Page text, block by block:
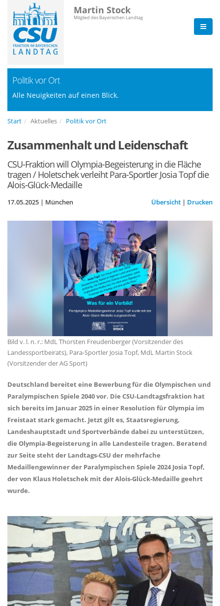
Martin Stock
Mitglied des Bayerischen Landtag
Politik vor Ort
Alle Neuigkeiten auf einen Blick.
Start Aktuelles Politik vor Ort
Zusammenhalt und Leidenschaft
CSU-Fraktion will Olympia-Begeisterung in die Fläche
tragen / Holetschek verleiht Para-Sportler Josia Topf die
Alois-Glück-Medaille
17.05.2025 | München Übersicht | Drucken
Bild v. l. n. r.: MdL Thorsten Freudenberger (Vorsitzender des
Landessportbeirats), Para-Sportler Josia Topf, MdL Martin Stock
(Vorsitzender der AG Sport)
Deutschland bereitet eine Bewerbung für die Olympischen und
Paralympischen Spiele 2040 vor. Die CSU-Landtagsfraktion hat
sich bereits im Januar 2025 in einer Resolution für Olympia im
Freistaat stark gemacht. Jetzt gilt es, Staatsregierung,
Landeshauptstadt und Sportverbände dabei zu unterstützen,
die Olympia-Begeisterung in alle Landesteile tragen. Beratend
zur Seite steht der Landtags-CSU der mehrfache
Medaillengewinner der Paralympischen Spiele 2024 Josia Topf,
der von Klaus Holetschek mit der Alois-Glück-Medaille geehrt
wurde.